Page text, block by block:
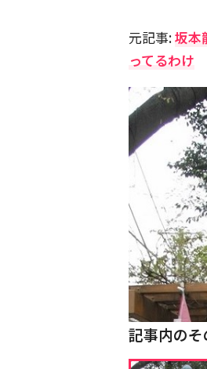
元記事:坂本
ってるわけ
記事内の